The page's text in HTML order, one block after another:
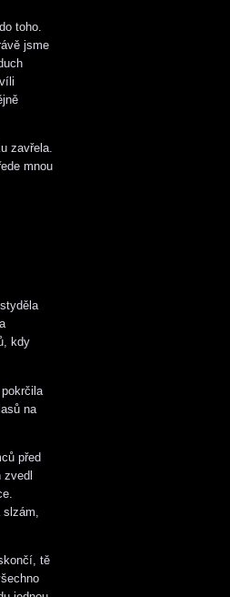
toho.
jsme
zavřela.
mnou
kdy
na
před
slzám,
tě